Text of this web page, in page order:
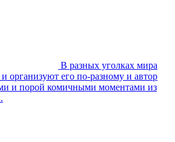
В разных уголках мира
организуют его по-разному и автор
и порой комичными моментами из